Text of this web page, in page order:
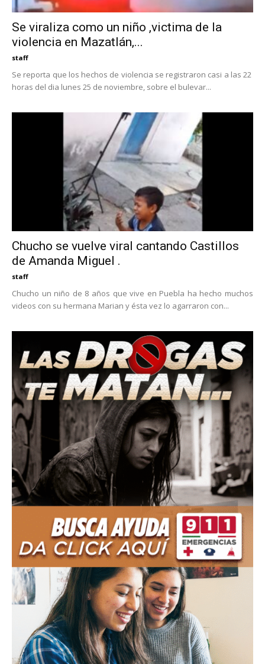
Se viraliza como un niño ,victima de la
violencia en Mazatlán,...
staff
Se reporta que los hechos de violencia se registraron casi a las 22
horas del dia lunes 25 de noviembre, sobre el bulevar...
Chucho se vuelve viral cantando Castillos
de Amanda Miguel .
staff
Chucho un niño de 8 años que vive en Puebla ha hecho muchos
videos con su hermana Marian y ésta vez lo agarraron con...